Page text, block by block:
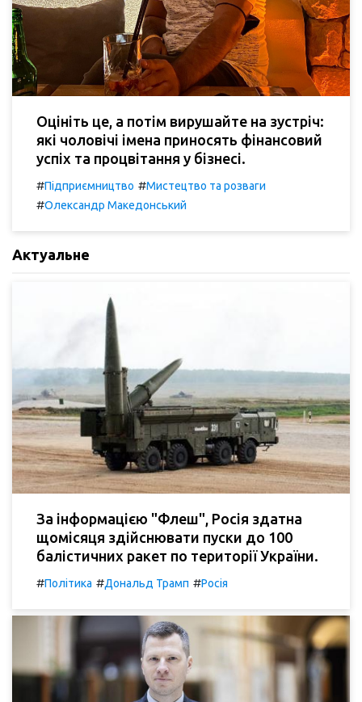
Оцініть це, а потім вирушайте на зустріч:
які чоловічі імена приносять фінансовий
успіх та процвітання у бізнесі.
#Підприємництво #Мистецтво та розваги
#Олександр Македонський
Актуальне
За інформацією "Флеш", Росія здатна
щомісяця здійснювати пуски до 100
балістичних ракет по території України.
#Політика #Дональд Трамп #Росія